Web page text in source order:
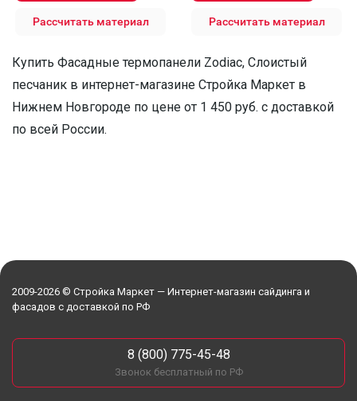
Рассчитать материал Рассчитать материал
Купить Фасадные термопанели Zodiac, Слоистый
песчаник в интернет-магазине Стройка Маркет в
Нижнем Новгороде по цене от 1 450 руб. с доставкой
по всей России.
2009-2026 © Стройка Маркет — Интернет-магазин сайдинга и
фасадов с доставкой по РФ
8 (800) 775-45-48
Звонок бесплатный по РФ